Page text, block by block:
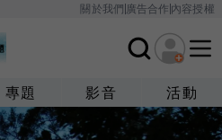
關於我們廣告合作內容授權
專題 影音 活動